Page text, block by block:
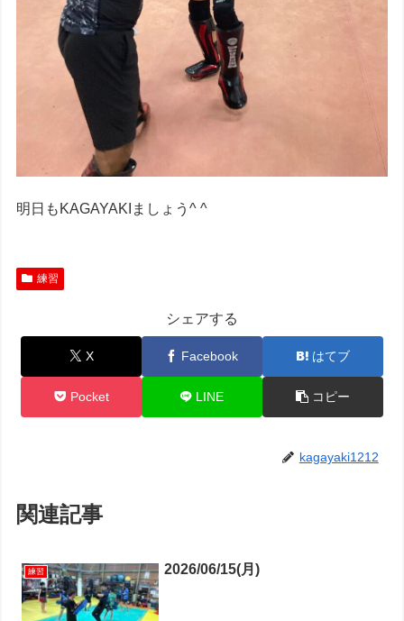
明日もKAGAYAKIましょう^ ^
練習
シェアする
X Facebook はてブ
Pocket LINE コピー
kagayaki1212
関連記事
練習 2026/06/15(月)